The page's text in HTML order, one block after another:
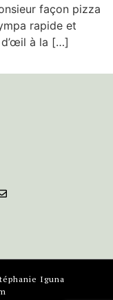
façon pizza
rapide et
à la […]
Iguna